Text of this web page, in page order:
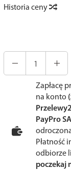
Historia ceny
Zapłacę
na konto
PayPro SA
Płatność
odbiorze
poczekaj